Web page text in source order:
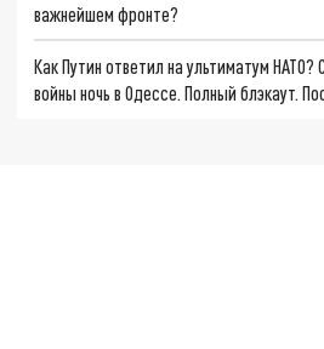
важнейшем фронте?
Как Путин ответил на ультиматум НАТО?
войны ночь в Одессе. Полный блэкаут.